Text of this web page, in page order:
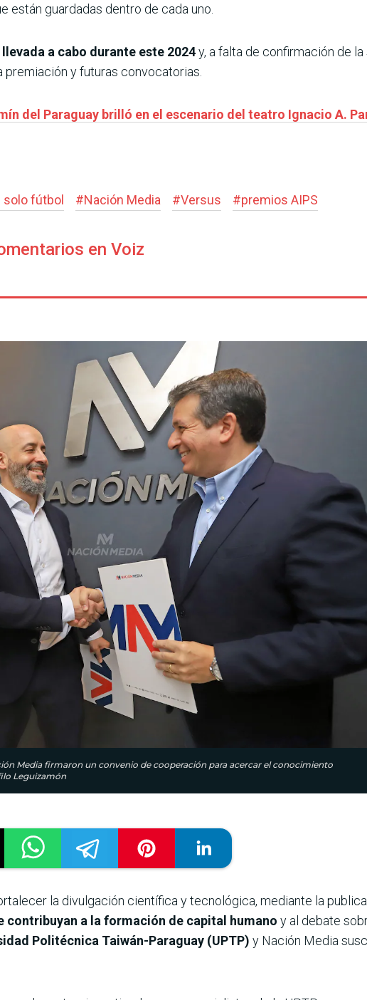
están guardadas dentro de cada uno.
a cabo durante este 2024y, a falta de confirmación de
premiación y futuras convocatorias.
del Paraguay brilló en el escenario del teatro Ignacio A.
solo fútbol #Nación Media #Versus #premios AIPS
en Voiz
Media firmaron un convenio de cooperación para acercar el conocimiento
Leguizamón
la divulgación científica y tecnológica, mediante la
contribuyan a la formación de capital humano y al debate
Politécnica Taiwán-Paraguay (UPTP) y Nación Media